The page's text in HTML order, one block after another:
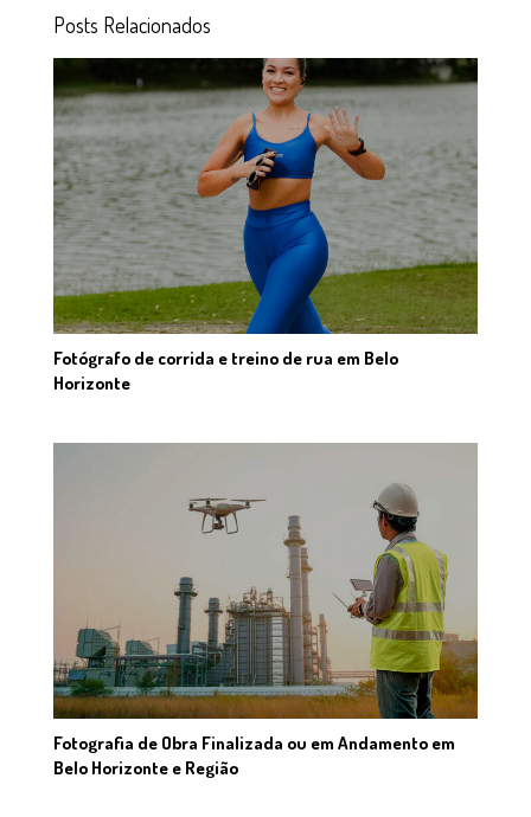
Posts Relacionados
Fotógrafo de corrida e treino de rua em Belo
Horizonte
Fotografia de Obra Finalizada ou em Andamento em
Belo Horizonte e Região